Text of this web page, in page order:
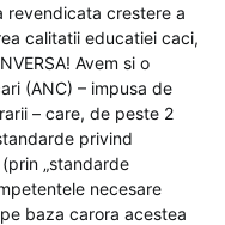
revendicata crestere a
calitatii educatiei caci,
Avem si o
(ANC) – impusa de
– care, de peste 2
privind
„standarde
necesare
baza carora acestea